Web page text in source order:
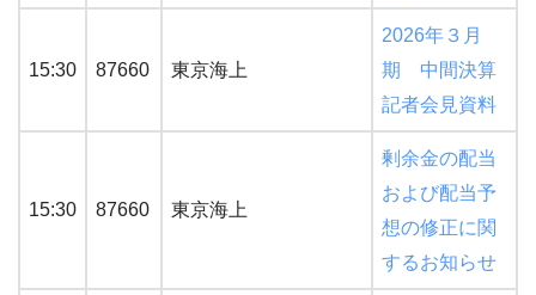
15:30 87660 東京海上
2026年３月
期 中間決算
記者会見資料
15:30 87660 東京海上
剰余金の配当
および配当予
想の修正に関
するお知らせ